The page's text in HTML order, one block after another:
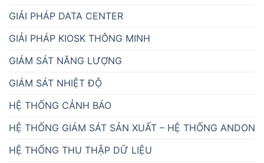
GIẢI PHÁP DATA CENTER
GIẢI PHÁP KIOSK THÔNG MINH
GIÁM SÁT NĂNG LƯỢNG
GIÁM SÁT NHIỆT ĐỘ
HỆ THỐNG CẢNH BÁO
HỆ THỐNG GIÁM SÁT SẢN XUẤT – HỆ THỐNG ANDON
HỆ THỐNG THU THẬP DỮ LIỆU